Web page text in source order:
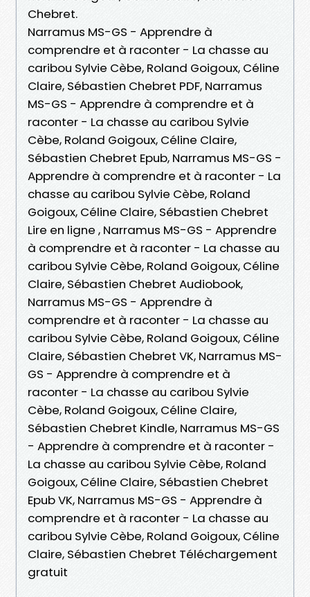
Chebret.
Narramus MS-GS - Apprendre à
comprendre et à raconter - La chasse au
caribou Sylvie Cèbe, Roland Goigoux, Céline
Claire, Sébastien Chebret PDF, Narramus
MS-GS - Apprendre à comprendre et à
raconter - La chasse au caribou Sylvie
Cèbe, Roland Goigoux, Céline Claire,
Sébastien Chebret Epub, Narramus MS-GS -
Apprendre à comprendre et à raconter - La
chasse au caribou Sylvie Cèbe, Roland
Goigoux, Céline Claire, Sébastien Chebret
Lire en ligne , Narramus MS-GS - Apprendre
à comprendre et à raconter - La chasse au
caribou Sylvie Cèbe, Roland Goigoux, Céline
Claire, Sébastien Chebret Audiobook,
Narramus MS-GS - Apprendre à
comprendre et à raconter - La chasse au
caribou Sylvie Cèbe, Roland Goigoux, Céline
Claire, Sébastien Chebret VK, Narramus MS-
GS - Apprendre à comprendre et à
raconter - La chasse au caribou Sylvie
Cèbe, Roland Goigoux, Céline Claire,
Sébastien Chebret Kindle, Narramus MS-GS
- Apprendre à comprendre et à raconter -
La chasse au caribou Sylvie Cèbe, Roland
Goigoux, Céline Claire, Sébastien Chebret
Epub VK, Narramus MS-GS - Apprendre à
comprendre et à raconter - La chasse au
caribou Sylvie Cèbe, Roland Goigoux, Céline
Claire, Sébastien Chebret Téléchargement
gratuit